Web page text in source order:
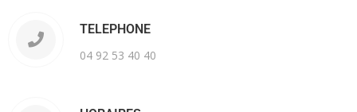
TELEPHONE
04 92 53 40 40